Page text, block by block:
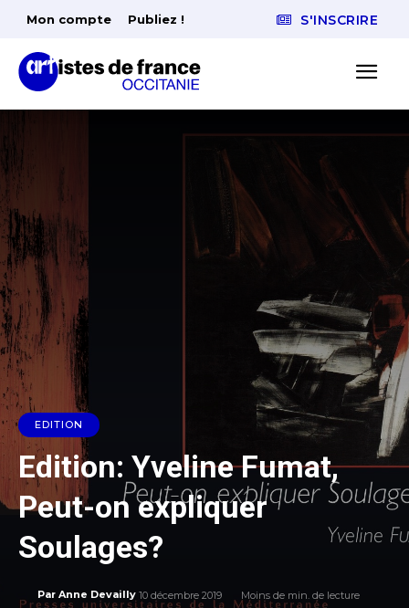
Mon compte Publiez ! S'INSCRIRE
EDITION
Edition: Yveline Fumat,
Peut-on expliquer
Soulages?
Par Anne Devailly 10 décembre 2019 Moins de min. de lecture